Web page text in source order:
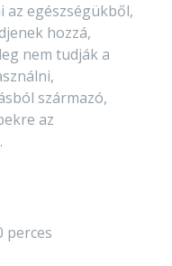
egészségükből,
hozzá,
nem tudják a
származó,
az
perces